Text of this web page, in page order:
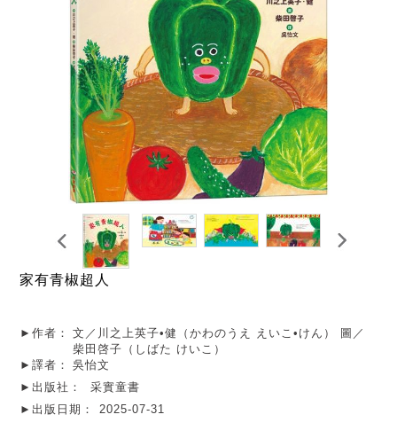
家有青椒超人
►作者：
文／川之上英子•健（かわのうえ えいこ•けん） 圖／
柴田啓子（しばた けいこ）
►譯者：
吳怡文
►出版社：
采實童書
►出版日期：
2025-07-31